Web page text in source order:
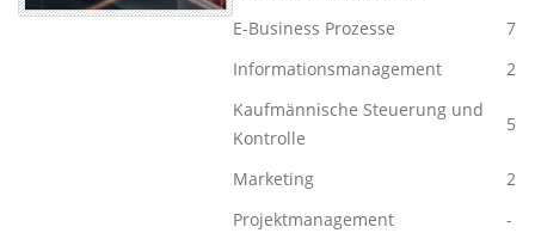
E-Business Prozesse ​
7
Informationsmanagement​
2
Kaufmännische Steuerung und
Kontrolle​
5
Marketing​
2
Projektmanagement​
-